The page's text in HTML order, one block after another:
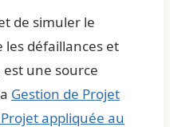
de simuler le
défaillances et
est une source
Gestion de Projet
appliquée au